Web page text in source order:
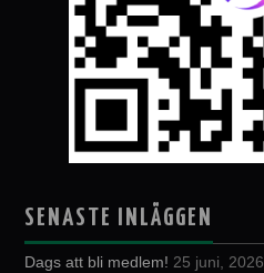
SENASTE INLÄGGEN
Dags att bli medlem! 25 juni, 2026